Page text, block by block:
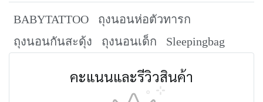
BABYTATTOO
ถุงนอนห่อตัวทารก
ถุงนอนกันสะดุ้ง
ถุงนอนเด็ก Sleepingbag
คะแนนและรีวิวสินค้า